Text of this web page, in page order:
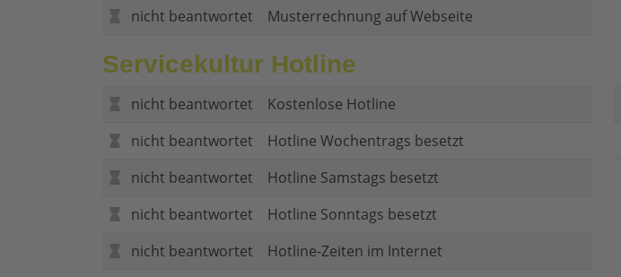
nicht beantwortet
Musterrechnung auf Webseite
Servicekultur Hotline
nicht beantwortet
Kostenlose Hotline
nicht beantwortet
Hotline Wochentrags besetzt
nicht beantwortet
Hotline Samstags besetzt
nicht beantwortet
Hotline Sonntags besetzt
nicht beantwortet
Hotline-Zeiten im Internet